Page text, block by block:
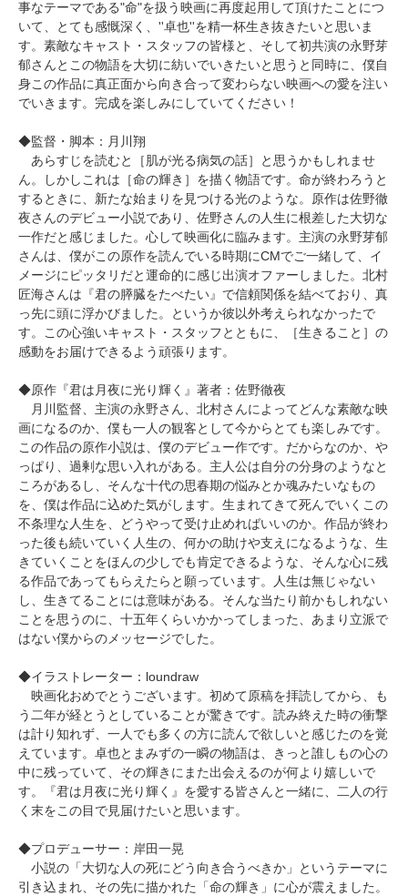
事なテーマである"命"を扱う映画に再度起用して頂けたことにつ
いて、とても感慨深く、''卓也''を精一杯生き抜きたいと思いま
す。素敵なキャスト・スタッフの皆様と、そして初共演の永野芽
郁さんとこの物語を大切に紡いでいきたいと思うと同時に、僕自
身この作品に真正面から向き合って変わらない映画への愛を注い
でいきます。完成を楽しみにしていてください！
◆監督・脚本：月川翔
あらすじを読むと［肌が光る病気の話］と思うかもしれませ
ん。しかしこれは［命の輝き］を描く物語です。命が終わろうと
するときに、新たな始まりを見つける光のような。原作は佐野徹
夜さんのデビュー小説であり、佐野さんの人生に根差した大切な
一作だと感じました。心して映画化に臨みます。主演の永野芽郁
さんは、僕がこの原作を読んでいる時期にCMでご一緒して、イ
メージにピッタリだと運命的に感じ出演オファーしました。北村
匠海さんは『君の膵臓をたべたい』で信頼関係を結べており、真
っ先に頭に浮かびました。というか彼以外考えられなかったで
す。この心強いキャスト・スタッフとともに、［生きること］の
感動をお届けできるよう頑張ります。
◆原作『君は月夜に光り輝く』著者：佐野徹夜
月川監督、主演の永野さん、北村さんによってどんな素敵な映
画になるのか、僕も一人の観客として今からとても楽しみです。
この作品の原作小説は、僕のデビュー作です。だからなのか、や
っぱり、過剰な思い入れがある。主人公は自分の分身のようなと
ころがあるし、そんな十代の思春期の悩みとか魂みたいなもの
を、僕は作品に込めた気がします。生まれてきて死んでいくこの
不条理な人生を、どうやって受け止めればいいのか。作品が終わ
った後も続いていく人生の、何かの助けや支えになるような、生
きていくことをほんの少しでも肯定できるような、そんな心に残
る作品であってもらえたらと願っています。人生は無じゃない
し、生きてることには意味がある。そんな当たり前かもしれない
ことを思うのに、十五年くらいかかってしまった、あまり立派で
はない僕からのメッセージでした。
◆イラストレーター：loundraw
映画化おめでとうございます。初めて原稿を拝読してから、も
う二年が経とうとしていることが驚きです。読み終えた時の衝撃
は計り知れず、一人でも多くの方に読んで欲しいと感じたのを覚
えています。卓也とまみずの一瞬の物語は、きっと誰しもの心の
中に残っていて、その輝きにまた出会えるのが何より嬉しいで
す。『君は月夜に光り輝く』を愛する皆さんと一緒に、二人の行
く末をこの目で見届けたいと思います。
◆プロデューサー：岸田一晃
小説の「大切な人の死にどう向き合うべきか」というテーマに
引き込まれ、その先に描かれた「命の輝き」に心が震えました。